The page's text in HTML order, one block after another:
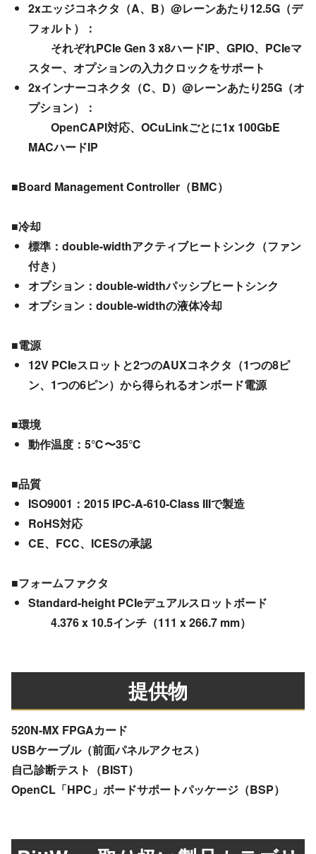
2xエッジコネクタ（A、B）@レーンあたり12.5G（デ
フォルト）：
それぞれPCIe Gen 3 x8ハードIP、GPIO、PCIeマ
スター、オプションの入力クロックをサポート
2xインナーコネクタ（C、D）@レーンあたり25G（オ
プション）：
OpenCAPI対応、OCuLinkごとに1x 100GbE
MACハードIP
■Board Management Controller（BMC）
■冷却
標準：double-widthアクティブヒートシンク（ファン
付き）
オプション：double-widthパッシブヒートシンク
オプション：double-widthの液体冷却
■電源
12V PCIeスロットと2つのAUXコネクタ（1つの8ピ
ン、1つの6ピン）から得られるオンボード電源
■環境
動作温度：5℃〜35℃
■品質
ISO9001：2015 IPC-A-610-Class IIIで製造
RoHS対応
CE、FCC、ICESの承認
■フォームファクタ
Standard-height PCIeデュアルスロットボード
4.376 x 10.5インチ（111 x 266.7 mm）
提供物
520N-MX FPGAカード
USBケーブル（前面パネルアクセス）
自己診断テスト（BIST）
OpenCL「HPC」ボードサポートパッケージ（BSP）